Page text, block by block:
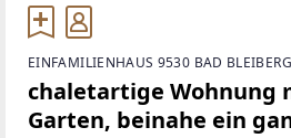
EINFAMILIENHAUS 9530 BAD BLEIBERG
chaletartige Wohnung
Garten, beinahe ein